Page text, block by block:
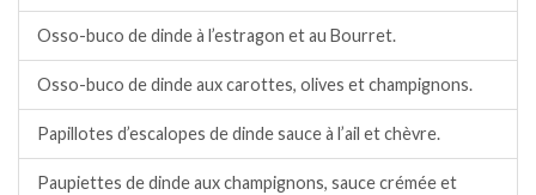
Osso-buco de dinde à l’estragon et au Bourret.
Osso-buco de dinde aux carottes, olives et champignons.
Papillotes d’escalopes de dinde sauce à l’ail et chèvre.
Paupiettes de dinde aux champignons, sauce crémée et